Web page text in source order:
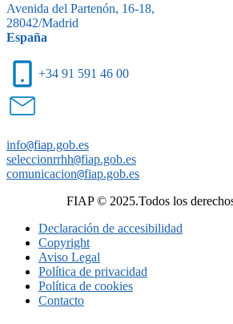
Avenida del Partenón, 16-18,
28042/Madrid
España
+34 91 591 46 00
info@fiap.gob.es
seleccionrrhh@fiap.gob.es
comunicacion@fiap.gob.es
FIAP © 2025.Todos los
Declaración de accesibilidad
Copyright
Aviso Legal
Política de privacidad
Política de cookies
Contacto